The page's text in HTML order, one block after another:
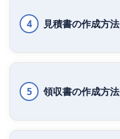
4 見積書の作成方法
5 領収書の作成方法